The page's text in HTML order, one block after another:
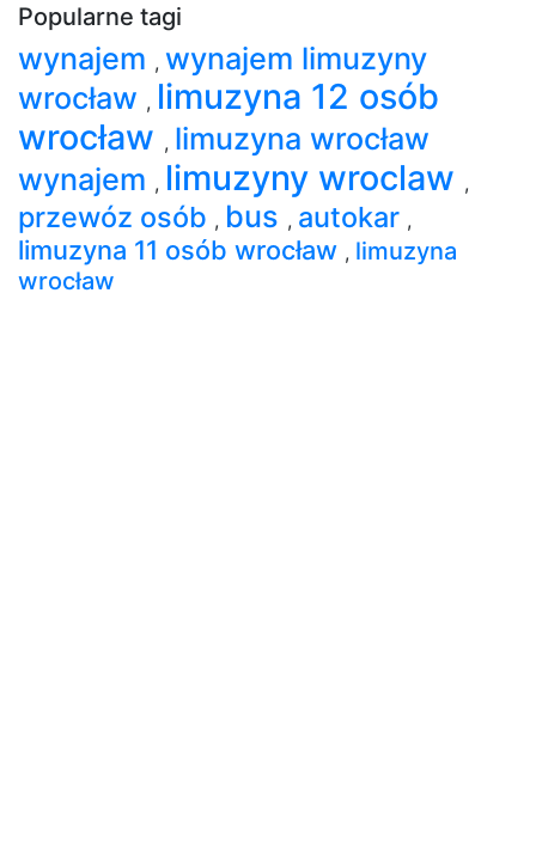
Popularne tagi
wynajem , wynajem limuzyny
wrocław , limuzyna 12 osób
wrocław , limuzyna wrocław
wynajem , limuzyny wroclaw ,
przewóz osób , bus , autokar ,
limuzyna 11 osób wrocław , limuzyna
wrocław